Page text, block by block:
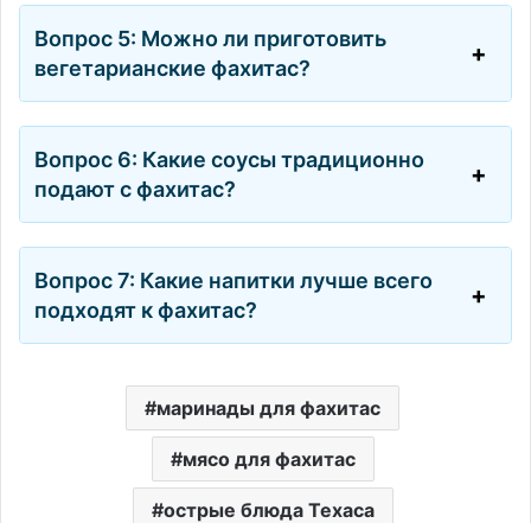
Вопрос 5: Можно ли приготовить
вегетарианские фахитас?
Вопрос 6: Какие соусы традиционно
подают с фахитас?
Вопрос 7: Какие напитки лучше всего
подходят к фахитас?
маринады для фахитас
мясо для фахитас
острые блюда Техаса